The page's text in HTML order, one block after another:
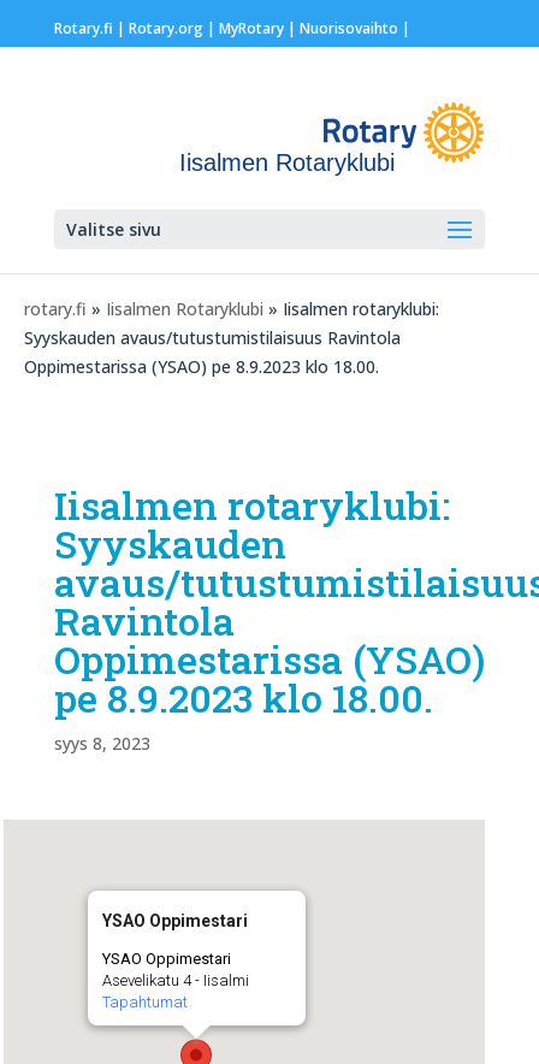
Rotary.fi | Rotary.org| MyRotary | Nuorisovaihto |
Iisalmen Rotaryklubi
Valitse sivu
rotary.fi » Iisalmen Rotaryklubi » Iisalmen rotaryklubi:
Syyskauden avaus/tutustumistilaisuus Ravintola
Oppimestarissa (YSAO) pe 8.9.2023 klo 18.00.
Iisalmen rotaryklubi:
Syyskauden
avaus/
Ravintola
Oppimestarissa (YSAO)
pe 8.9.2023 klo 18.00.
syys 8, 2023
YSAO Oppimestari
YSAO Oppimestari
Asevelikatu 4 - Iisalmi
Tapahtumat